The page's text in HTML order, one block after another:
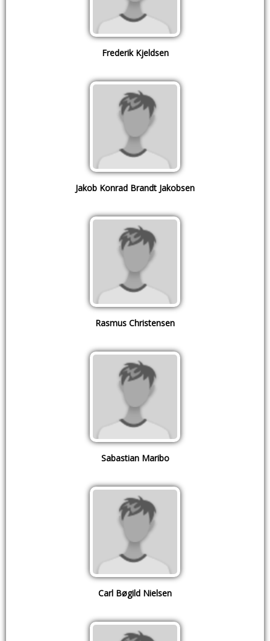
Frederik Kjeldsen
Jakob Konrad Brandt Jakobsen
Rasmus Christensen
Sabastian Maribo
Carl Bøgild Nielsen